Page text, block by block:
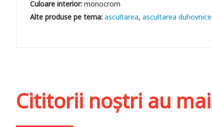
Culoare interior:monocrom
ascultarea ascultarea
Cititorii noștri au